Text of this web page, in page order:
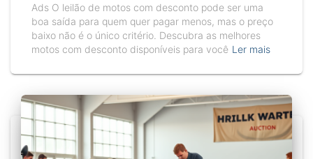
Ads O leilão de motos com desconto pode ser uma
boa saída para quem quer pagar menos, mas o preço
baixo não é o único critério. Descubra as melhores
motos com desconto disponíveis para você Ler mais